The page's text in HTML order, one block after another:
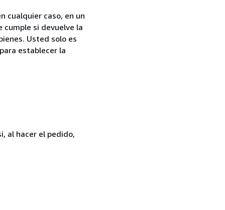
cualquier caso, en un
si devuelve la
Usted solo es
establecer la
al hacer el pedido,